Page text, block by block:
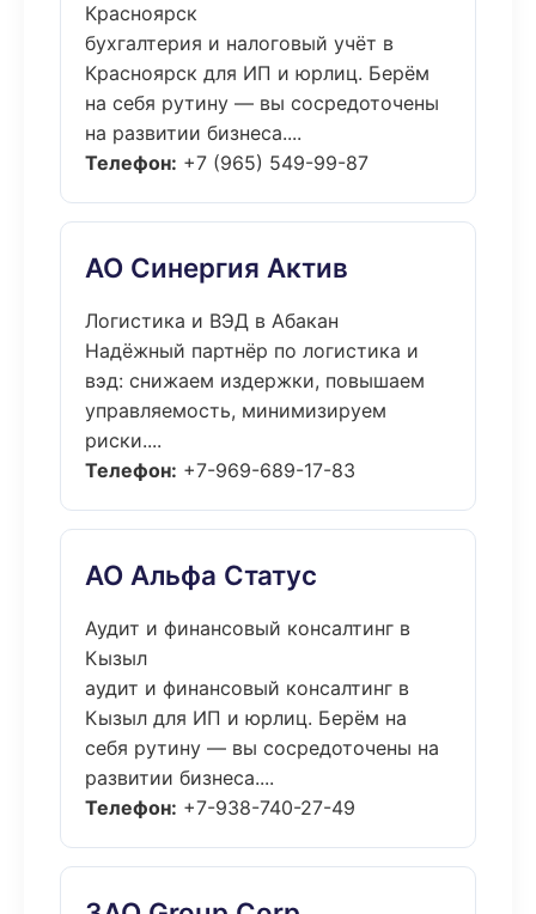
Красноярск
бухгалтерия и налоговый учёт в
Красноярск для ИП и юрлиц. Берём
на себя рутину — вы сосредоточены
на развитии бизнеса....
Телефон: +7 (965) 549-99-87
АО Синергия Актив
Логистика и ВЭД в Абакан
Надёжный партнёр по логистика и
вэд: снижаем издержки, повышаем
управляемость, минимизируем
риски....
Телефон: +7-969-689-17-83
АО Альфа Статус
Аудит и финансовый консалтинг в
Кызыл
аудит и финансовый консалтинг в
Кызыл для ИП и юрлиц. Берём на
себя рутину — вы сосредоточены на
развитии бизнеса....
Телефон: +7-938-740-27-49